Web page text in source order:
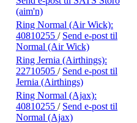
(aim'n)
Ring Normal (Air Wick):
40810255 / Send e-post til
Normal (Air Wick)
Ring Jernia (Airthings):
22710505 / Send e-post til
Jernia (Airthings)
Ring Normal (Ajax):
40810255 / Send e-post til
Normal (Ajax)